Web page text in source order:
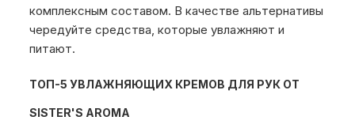
комплексным составом. В качестве альтернативы
чередуйте средства, которые увлажняют и
питают.
ТОП-5 УВЛАЖНЯЮЩИХ КРЕМОВ ДЛЯ РУК ОТ
SISTER'S AROMA